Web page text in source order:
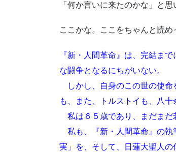
「何か言いに来たのかな」と
ここかな。ここをちゃんと読め
『新・人間革命』は、完結ま
な闘争となるにちがいない。
しかし、自身のこの世の使命
も、また、トルストイも、八
私は６５歳であり、まだまだ
私も、『新・人間革命』の執
実」を、そして、日蓮大聖人